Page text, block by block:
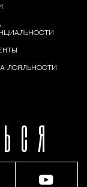
ЛОЯЛЬНОСТИ